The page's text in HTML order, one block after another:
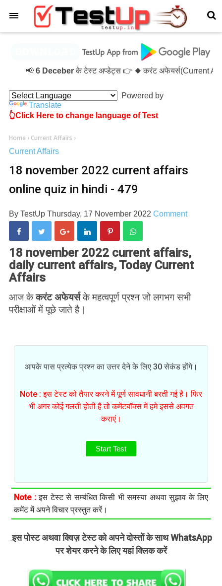
6 Deceberके टेस्ट अप्डेट्स 👉 ◆ करंट अफेयर्स(Current
Powered by
Translate
👆Click Here to change language of Test
Home › Current Affairs ›
Current Affairs
18 november 2022 current affairs
online quiz in hindi - 479
By TestUp Thursday, 17 November 2022 Comment
18 november 2022 current affairs,
daily current affairs, Today Current
Affairs
आज केकरंट अफेयर्सके महत्वपूर्ण प्रश्न जो लगभग सभी
परीक्षाओं में पूछे जाते है |
आपके पास प्रत्येक प्रश्न का उत्तर देने के लिए 30 सेकंड होंगे।
Note : इस टेस्ट को तैयार करने में पूर्ण सावधानी बरती गई है। फिर
भी अगर कोई गलती होती है तो कमेंटबॉक्स में हमे इससे अवगत
कराएं।
Start Test
Note :इस टेस्ट से सम्बंधित किसी भी समस्या अथवा सुझाव के लिए
कमेंट में अपने विचार प्रस्तुत करें।
.इस पोस्ट अथवा क्विज़ टेस्ट को अपने दोस्तों के साथ WhatsApp
पर शेयर करने के लिए यहां क्लिक करें